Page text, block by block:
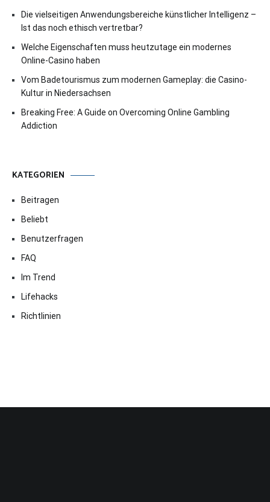
Die vielseitigen Anwendungsbereiche künstlicher Intelligenz –
Ist das noch ethisch vertretbar?
Welche Eigenschaften muss heutzutage ein modernes
Online-Casino haben
Vom Badetourismus zum modernen Gameplay: die Casino-
Kultur in Niedersachsen
Breaking Free: A Guide on Overcoming Online Gambling
Addiction
KATEGORIEN
Beitragen
Beliebt
Benutzerfragen
FAQ
Im Trend
Lifehacks
Richtlinien